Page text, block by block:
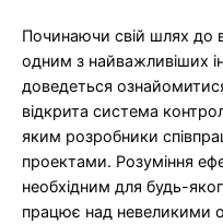
Починаючи свій шлях до
одним з найважливіших
доведеться
відкрита система
яким розробники
проектами. Розуміння
необхідним для будь-
працює над невеликими